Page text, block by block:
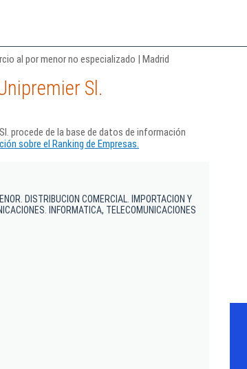
al por menor no especializado | Madrid
Sl.
procede de la base de datos de información
sobre el Ranking de Empresas.
DISTRIBUCION COMERCIAL. IMPORTACION Y
INFORMATICA, TELECOMUNICACIONES